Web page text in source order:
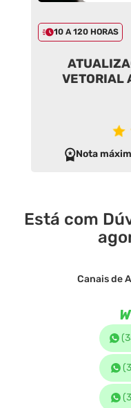
10 A 120 HORAS
VETORIAL
Nota
Está com
Canais de